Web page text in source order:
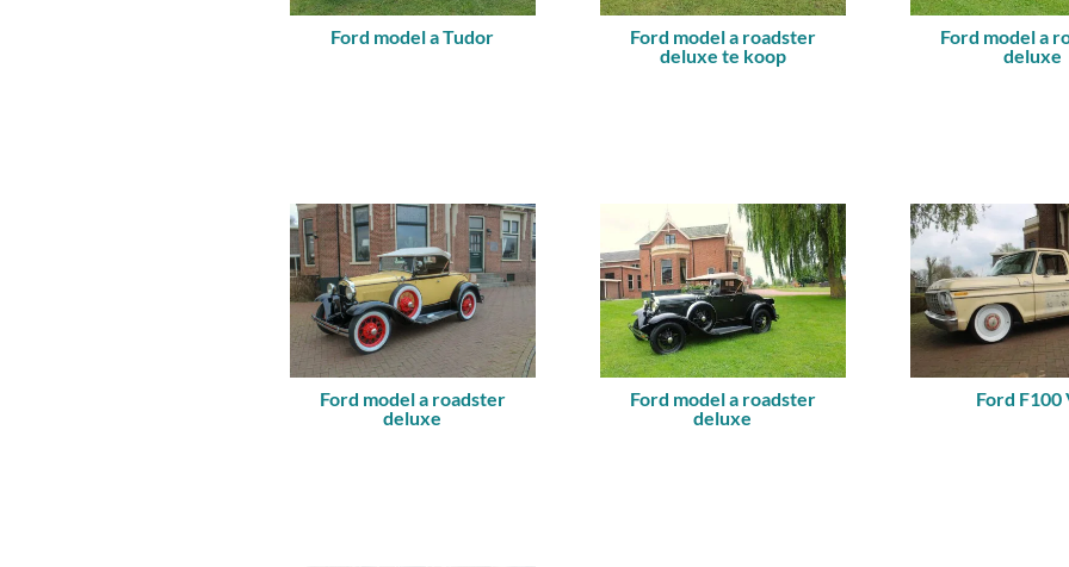
Ford model a Tudor
Ford model a roadster
deluxe te koop
Ford model a
deluxe
Ford model a roadster
deluxe
Ford model a roadster
deluxe
Ford F100